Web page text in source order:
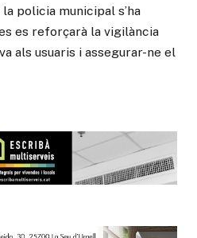
policia municipal s’ha
es reforçarà la vigilància
als usuaris i assegurar-ne el